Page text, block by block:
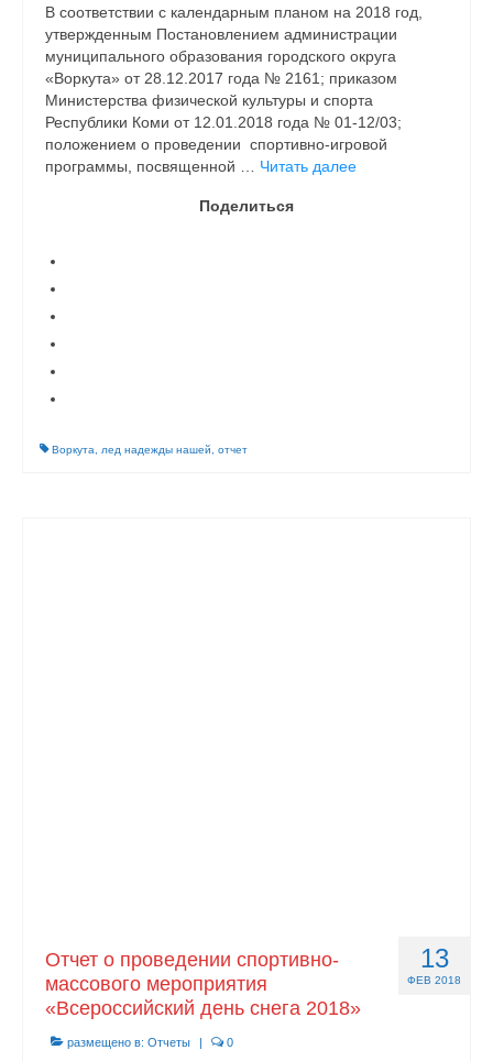
В соответствии с календарным планом на 2018 год,
утвержденным Постановлением администрации
муниципального образования городского округа
«Воркута» от 28.12.2017 года № 2161; приказом
Министерства физической культуры и спорта
Республики Коми от 12.01.2018 года № 01-12/03;
положением о проведении спортивно-игровой
программы, посвященной … Читать далее
Поделиться
Воркута лед надежды нашей отчет
13
ФЕВ 2018
Отчет о проведении спортивно-
массового мероприятия
«Всероссийский день снега 2018»
размещено в: Отчеты | 0